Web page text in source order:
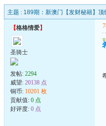
主题 : 189期：新澳门【发财秘籍】
【格格情爱】
圣骑士
发帖: 2294
威望: 20138 点
铜币: 10201 枚
贡献值: 0 点
好评度: 0 点
u